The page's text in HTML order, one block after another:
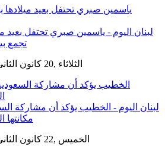
ياسمين صبري تحتفل بعيد ميلادها
GMT 16:21 2026 الثلاثاء ,20 كانون الثاني / يناير
الخطيب يؤكد أن مشاركة
GMT 18:46 2026 الخميس ,22 كانون الثاني / يناير